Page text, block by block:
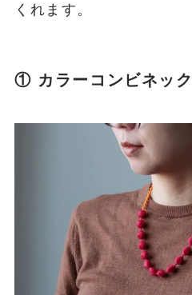
くれます。
① カラーコンビネッ